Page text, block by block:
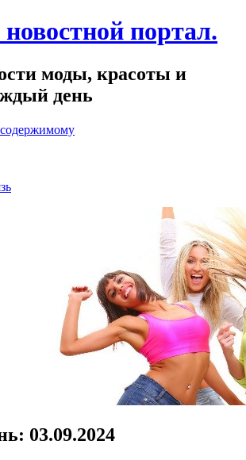
портал.
моды, красоты и
день
03.09.2024